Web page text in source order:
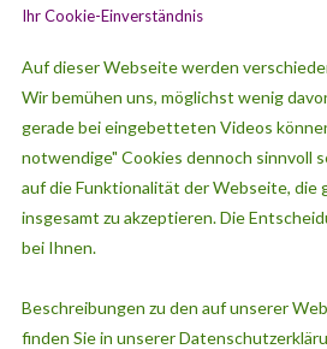
Ihr Cookie-Einverständnis
Auf dieser Webseite werden
Wir bemühen uns, möglichst wenig
gerade bei eingebetteten Videos
notwendige" Cookies dennoch sinnvoll
auf die Funktionalität der Webseite, die
insgesamt zu akzeptieren. Die
bei Ihnen.
Beschreibungen zu den auf unserer
finden Sie in unserer